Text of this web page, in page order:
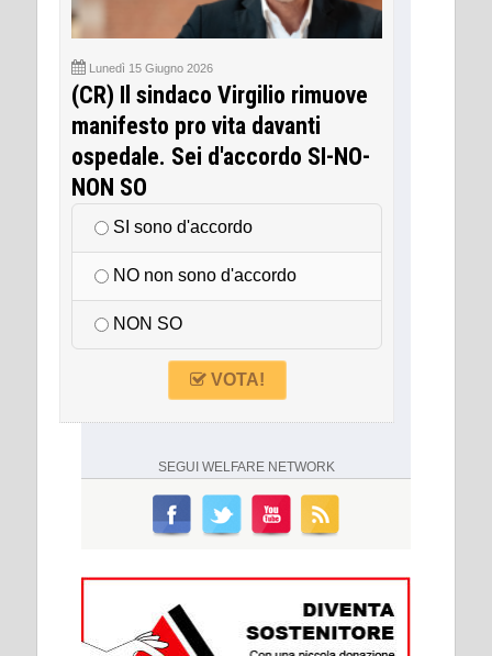
Lunedì 15 Giugno 2026
(CR) Il sindaco Virgilio rimuove
manifesto pro vita davanti
ospedale. Sei d'accordo SI-NO-
NON SO
SI sono d'accordo
NO non sono d'accordo
NON SO
VOTA!
SEGUI WELFARE NETWORK